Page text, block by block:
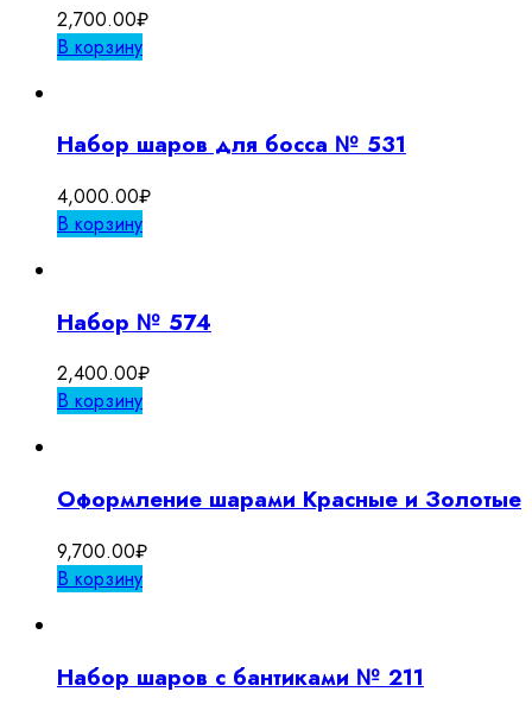
2,700.00₽
В корзину
Набор шаров для босса № 531
4,000.00₽
В корзину
Набор № 574
2,400.00₽
В корзину
Оформление шарами Красные и Золотые
9,700.00₽
В корзину
Набор шаров с бантиками № 211